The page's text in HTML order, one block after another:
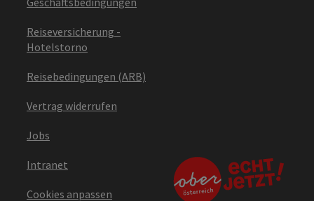
Reiseversicherung -
Hotelstorno
Reisebedingungen (ARB)
Vertrag widerrufen
Jobs
Intranet
Cookies anpassen